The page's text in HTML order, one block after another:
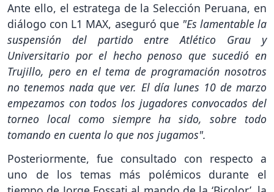
Ante ello, el estratega de la Selección Peruana, en
diálogo con L1 MAX, aseguró que "Es lamentable la
suspensión del partido entre Atlético Grau y
Universitario por el hecho penoso que sucedió en
Trujillo, pero en el tema de programación nosotros
no tenemos nada que ver. El día lunes 10 de marzo
empezamos con todos los jugadores convocados del
torneo local como siempre ha sido, sobre todo
tomando en cuenta lo que nos jugamos".
Posteriormente, fue consultado con respecto a
uno de los temas más polémicos durante el